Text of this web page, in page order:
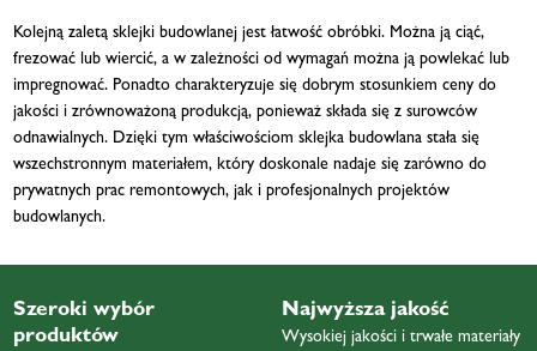
Kolejną zaletą sklejki budowlanej jest łatwość obróbki. Można ją ciąć,
frezować lub wiercić, a w zależności od wymagań można ją powlekać lub
impregnować. Ponadto charakteryzuje się dobrym stosunkiem ceny do
jakości i zrównoważoną produkcją, ponieważ składa się z surowców
odnawialnych. Dzięki tym właściwościom sklejka budowlana stała się
wszechstronnym materiałem, który doskonale nadaje się zarówno do
prywatnych prac remontowych, jak i profesjonalnych projektów
budowlanych.
Szeroki wybór
produktów
Najwyższa jakość
Wysokiej jakości i trwałe materiały